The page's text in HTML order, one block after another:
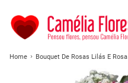
Home Bouquet De Rosas Lilás E Rosa